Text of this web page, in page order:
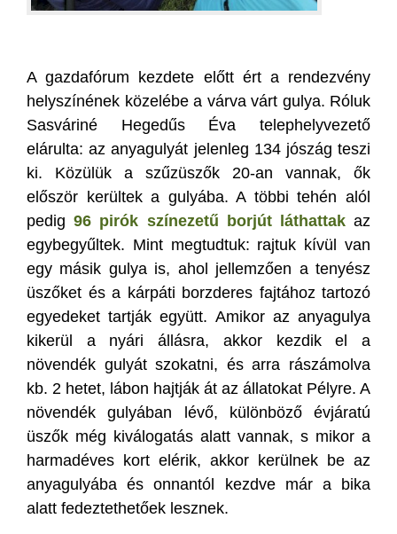
A gazdafórum kezdete előtt ért a rendezvény
helyszínének közelébe a várva várt gulya. Róluk
Sasváriné Hegedűs Éva telephelyvezető
elárulta: az anyagulyát jelenleg 134 jószág teszi
ki. Közülük a szűzüszők 20-an vannak, ők
először kerültek a gulyába. A többi tehén alól
pedig96 pirók színezetű borjút láthattak az
egybegyűltek. Mint megtudtuk: rajtuk kívül van
egy másik gulya is, ahol jellemzően a tenyész
üszőket és a kárpáti borzderes fajtához tartozó
egyedeket tartják együtt. Amikor az anyagulya
kikerül a nyári állásra, akkor kezdik el a
növendék gulyát szokatni, és arra rászámolva
kb. 2 hetet, lábon hajtják át az állatokat Pélyre. A
növendék gulyában lévő, különböző évjáratú
üszők még kiválogatás alatt vannak, s mikor a
harmadéves kort elérik, akkor kerülnek be az
anyagulyába és onnantól kezdve már a bika
alatt fedeztethetőek lesznek.